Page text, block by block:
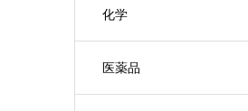
化学
医薬品